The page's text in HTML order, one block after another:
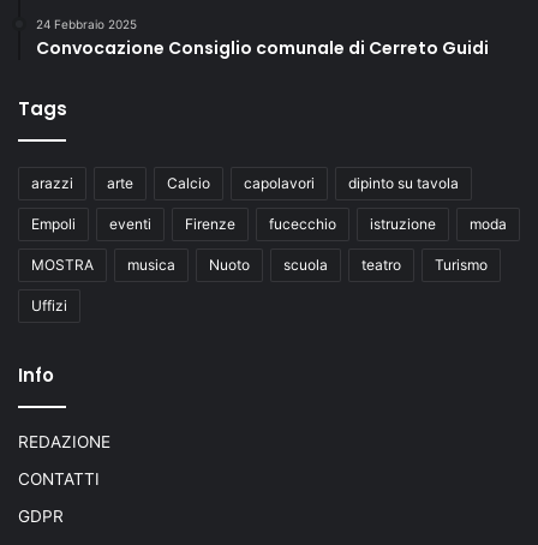
24 Febbraio 2025
Convocazione Consiglio comunale di Cerreto Guidi
Tags
arazzi arte Calcio capolavori dipinto su tavola
Empoli eventi Firenze fucecchio istruzione moda
MOSTRA musica Nuoto scuola teatro Turismo
Uffizi
Info
REDAZIONE
CONTATTI
GDPR